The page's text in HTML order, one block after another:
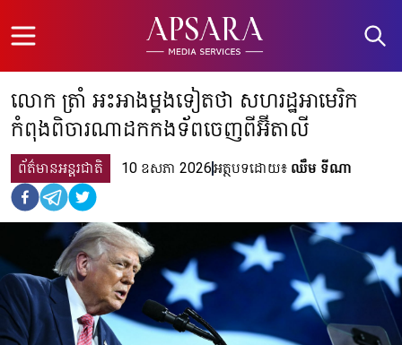
Open menu
លោក ត្រាំ អះអាងម្តងទៀតថា សហរដ្ឋអាមេរិក
កំពុងពិចារណាដកកងទ័ពចេញពីអ៊ីតាលី
ព័ត៌មានអន្តរជាតិ 10 ឧសភា 2026អត្ថបទដោយ៖ ឈឹម​ ទីណា​